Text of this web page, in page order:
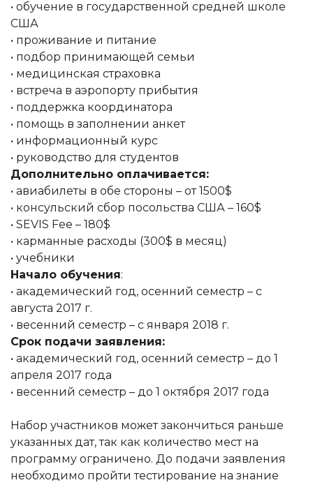
• обучение в государственной средней школе
США
• проживание и питание
• подбор принимающей семьи
• медицинская страховка
• встреча в аэропорту прибытия
• поддержка координатора
• помощь в заполнении анкет
• информационный курс
• руководство для студентов
Дополнительно оплачивается:
• авиабилеты в обе стороны – от 1500$
• консульский сбор посольства США – 160$
• SEVIS Fee – 180$
• карманные расходы (300$ в месяц)
• учебники
Начало обучения:
• академический год, осенний семестр – с
августа 2017 г.
• весенний семестр – с января 2018 г.
Срок подачи заявления:
• академический год, осенний семестр – до 1
апреля 2017 года
• весенний семестр – до 1 октября 2017 года
Набор участников может закончиться раньше
указанных дат, так как количество мест на
программу ограничено. До подачи заявления
необходимо пройти тестирование на знание